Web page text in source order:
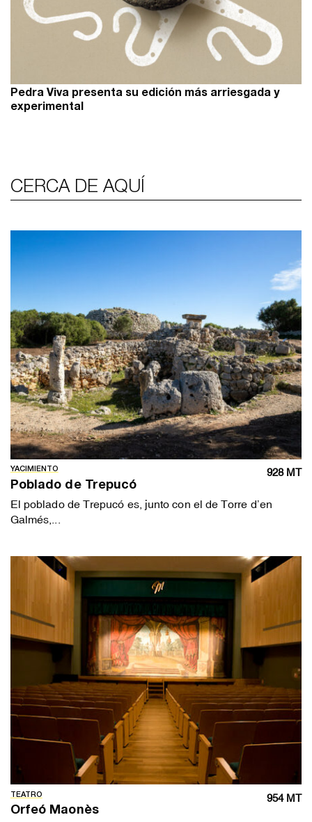
Pedra Viva presenta su edición más arriesgada y
experimental
CERCA DE AQUÍ
YACIMIENTO 928 MT
Poblado de Trepucó
El poblado de Trepucó es, junto con el de Torre d’en
Galmés,...
TEATRO 954 MT
Orfeó Maonès